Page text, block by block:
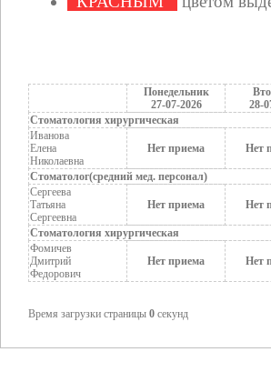
Понедельник
27-07-2026
28-
Стоматология хирургическая
Иванова
Елена
Николаевна
Нет приема Нет
Стоматолог(средний мед. персонал)
Сергеева
Татьяна
Сергеевна
Нет приема Нет
Стоматология хирургическая
Фомичев
Дмитрий
Федорович
Нет приема Нет
Время загрузки страницы 0 секунд